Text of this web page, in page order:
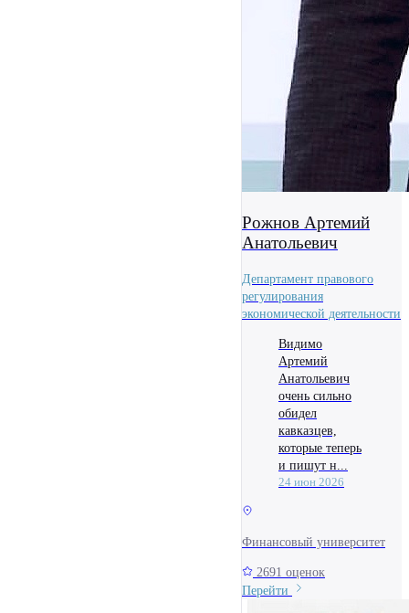
Рожнов Артемий
Анатольевич
Департамент правового
регулирования
экономической деятельности
Видимо
Артемий
Анатольевич
очень сильно
обидел
кавказцев,
которые теперь
и пишут н...
24 июн 2026
Финансовый университет
2691 оценок
Перейти